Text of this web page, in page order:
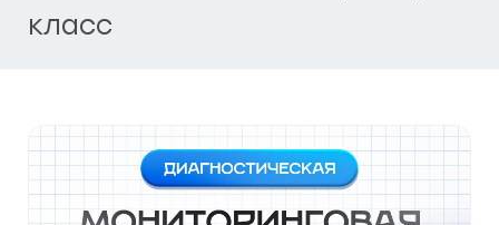
класс